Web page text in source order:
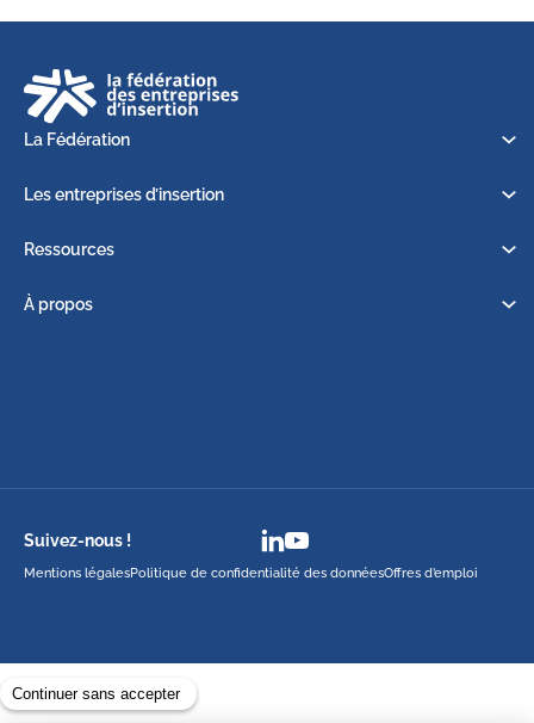
La Fédération
Les entreprises d’insertion
Ressources
À propos
Suivez-nous !
Mentions légalesPolitique de confidentialité des donnéesOffres d’emploi